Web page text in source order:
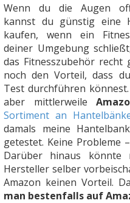
Wenn du die Augen
kannst du günstig eine
kaufen, wenn ein
deiner Umgebung
das Fitnesszubehör recht
noch den Vorteil, dass
Test durchführen
aber mittlerweile
Sortiment an
damals meine
getestet. Keine Probleme
Darüber hinaus
Hersteller selber
Amazon keinen Vorteil.
man bestenfalls auf